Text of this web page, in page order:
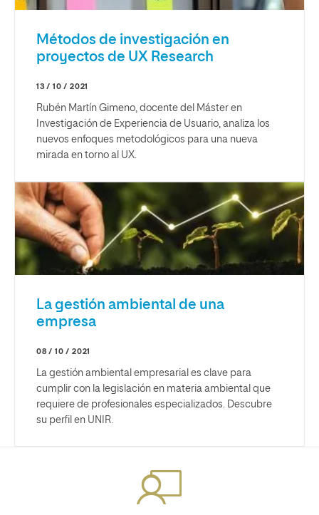
Métodos de investigación en
proyectos de UX Research
13 / 10 / 2021
Rubén Martín Gimeno, docente del Máster en
Investigación de Experiencia de Usuario, analiza los
nuevos enfoques metodológicos para una nueva
mirada en torno al UX.
La gestión ambiental de una
empresa
08 / 10 / 2021
La gestión ambiental empresarial es clave para
cumplir con la legislación en materia ambiental que
requiere de profesionales especializados. Descubre
su perfil en UNIR.